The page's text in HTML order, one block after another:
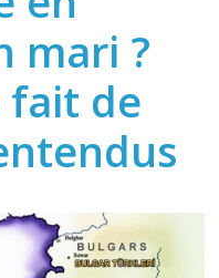
mari ?
fait de